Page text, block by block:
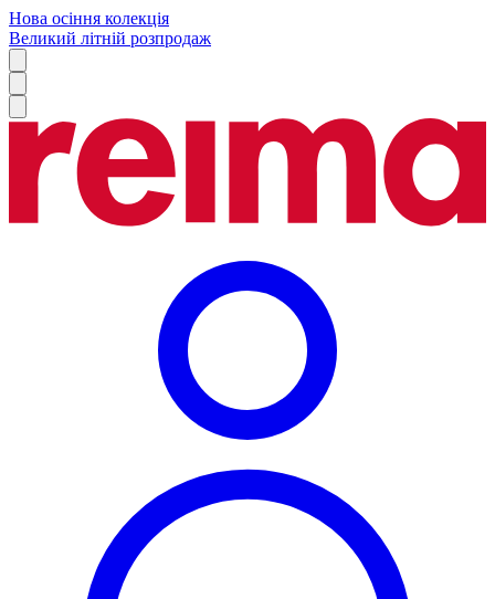
Нова осіння колекція
Великий літній розпродаж